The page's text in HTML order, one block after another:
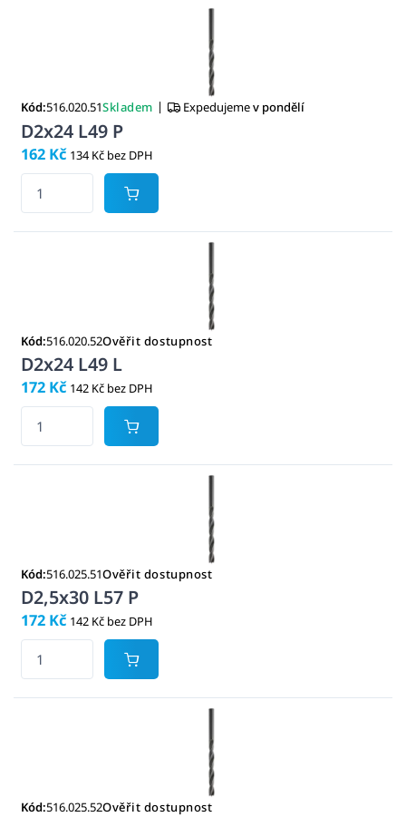
Kód:516.020.51Skladem | Expedujemev pondělí
D2x24 L49 P
162 Kč 134 Kč bez DPH
Kód:516.020.52Ověřit dostupnost
D2x24 L49 L
172 Kč 142 Kč bez DPH
Kód:516.025.51Ověřit dostupnost
D2,5x30 L57 P
172 Kč 142 Kč bez DPH
Kód:516.025.52Ověřit dostupnost